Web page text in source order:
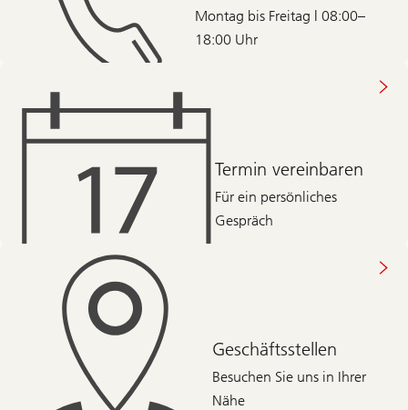
Montag bis Freitag | 08:00–
18:00 Uhr
Termin vereinbaren
Für ein persönliches
Gespräch
Geschäftsstellen
Besuchen Sie uns in Ihrer
Nähe